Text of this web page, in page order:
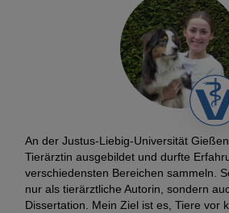
An der Justus-Liebig-Universität
Tierärztin ausgebildet und durfte
verschiedensten Bereichen sammeln.
nur als tierärztliche Autorin, sondern
Dissertation. Mein Ziel ist es, Tiere vor